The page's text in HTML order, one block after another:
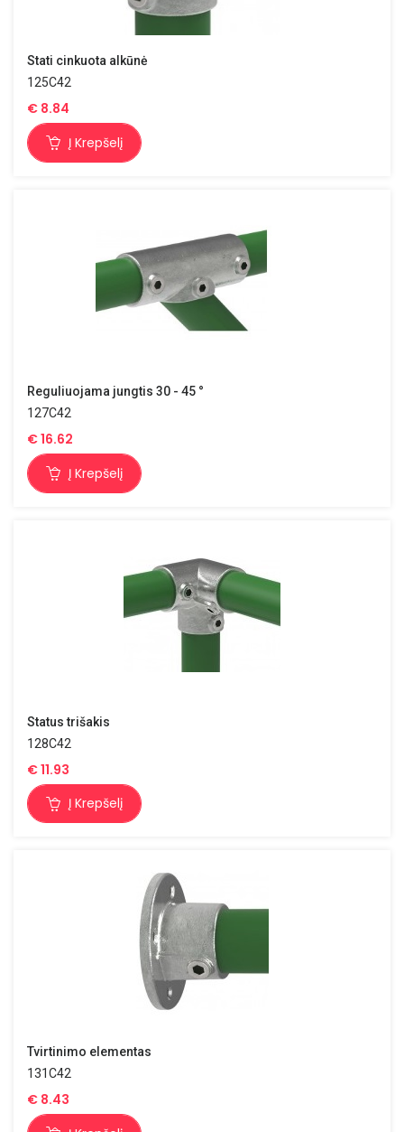
Stati cinkuota alkūnė
125C42
€ 8.84
Į Krepšelį
Reguliuojama jungtis 30 - 45 °
127C42
€16.62
Į Krepšelį
Status trišakis
128C42
€11.93
Į Krepšelį
Tvirtinimo elementas
131C42
€ 8.43